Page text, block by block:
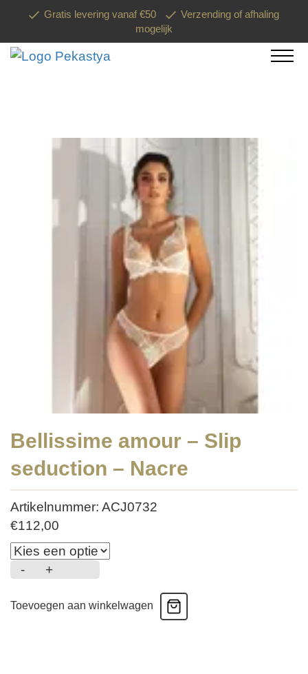
Gratis levering vanaf €50
Verzending of afhaling
mogelijk
Bellissime amour – Slip
seduction – Nacre
Artikelnummer: ACJ0732
€112,00
-
Bellissime
+
Toevoegen aan winkelwagen